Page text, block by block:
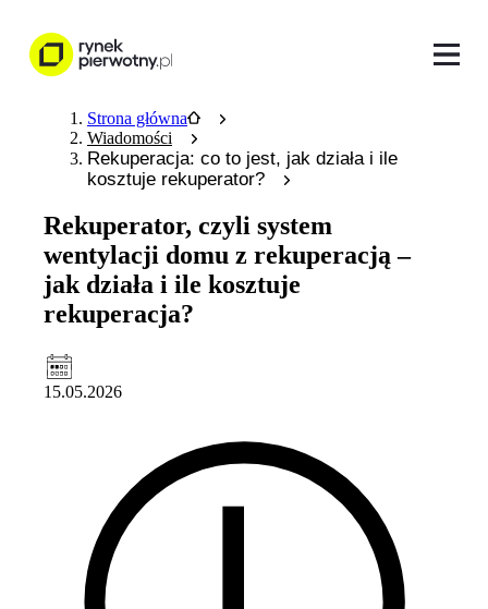
Strona główna
Wiadomości
Rekuperacja: co to jest, jak działa i ile
kosztuje rekuperator?
Rekuperator, czyli system
wentylacji domu z rekuperacją –
jak działa i ile kosztuje
rekuperacja?
15.05.2026